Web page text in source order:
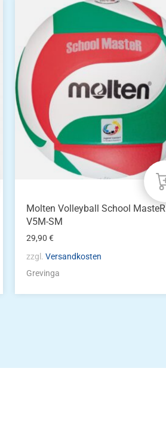
Molten Volleyball School MasteR
V5M-SM
29,90€
zzgl.Versandkosten
Grevinga